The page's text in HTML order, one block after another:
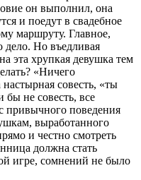
он выполнил, она
и поедут в свадебное
маршруту. Главное,
дело. Но въедливая
эта хрупкая девушка тем
«Ничего
совесть, «ты
бы не совесть, все
привычного поведения
выработанного
и честно смотреть
должна стать
игре, сомнений не было